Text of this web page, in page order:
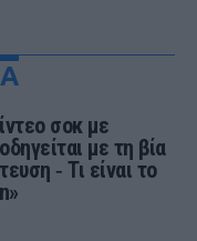
σοκ με
με τη βία
‑ Τι είναι το